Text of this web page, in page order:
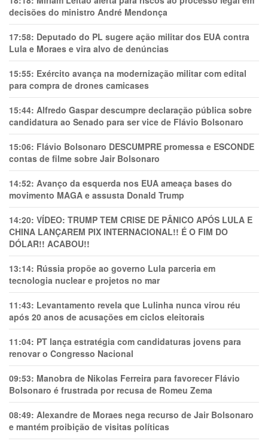
decisões do ministro André Mendonça
17:58: Deputado do PL sugere ação militar dos EUA contra
Lula e Moraes e vira alvo de denúncias
15:55: Exército avança na modernização militar com edital
para compra de drones camicases
15:44: Alfredo Gaspar descumpre declaração pública sobre
candidatura ao Senado para ser vice de Flávio Bolsonaro
15:06: Flávio Bolsonaro DESCUMPRE promessa e ESCONDE
contas de filme sobre Jair Bolsonaro
14:52: Avanço da esquerda nos EUA ameaça bases do
movimento MAGA e assusta Donald Trump
14:20: VÍDEO: TRUMP TEM CRlSE DE PÂNlCO APÓS LULA E
CHINA LANÇAREM PIX INTERNACIONAL!! É O FIM DO
DÓLAR!! ACABOU!!
13:14: Rússia propõe ao governo Lula parceria em
tecnologia nuclear e projetos no mar
11:43: Levantamento revela que Lulinha nunca virou réu
após 20 anos de acusações em ciclos eleitorais
11:04: PT lança estratégia com candidaturas jovens para
renovar o Congresso Nacional
09:53: Manobra de Nikolas Ferreira para favorecer Flávio
Bolsonaro é frustrada por recusa de Romeu Zema
08:49: Alexandre de Moraes nega recurso de Jair Bolsonaro
e mantém proibição de visitas políticas